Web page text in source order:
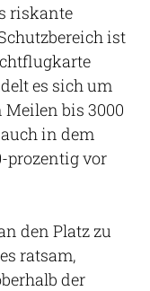
riskante
ist
es sich um
bis 3000
in dem
prozentig vor
den Platz zu
ratsam,
der